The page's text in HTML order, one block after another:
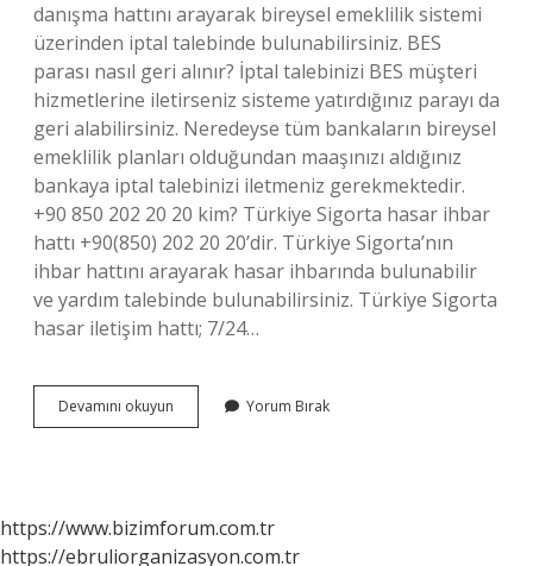
danışma hattını arayarak bireysel emeklilik sistemi
üzerinden iptal talebinde bulunabilirsiniz. BES
parası nasıl geri alınır? İptal talebinizi BES müşteri
hizmetlerine iletirseniz sisteme yatırdığınız parayı da
geri alabilirsiniz. Neredeyse tüm bankaların bireysel
emeklilik planları olduğundan maaşınızı aldığınız
bankaya iptal talebinizi iletmeniz gerekmektedir.
+90 850 202 20 20 kim? Türkiye Sigorta hasar ihbar
hattı +90(850) 202 20 20’dir. Türkiye Sigorta’nın
ihbar hattını arayarak hasar ihbarında bulunabilir
ve yardım talebinde bulunabilirsiniz. Türkiye Sigorta
hasar iletişim hattı; 7/24…
Devamını okuyun
Için
Yorum Bırak
https://www.bizimforum.com.tr
https://ebruliorganizasyon.com.tr